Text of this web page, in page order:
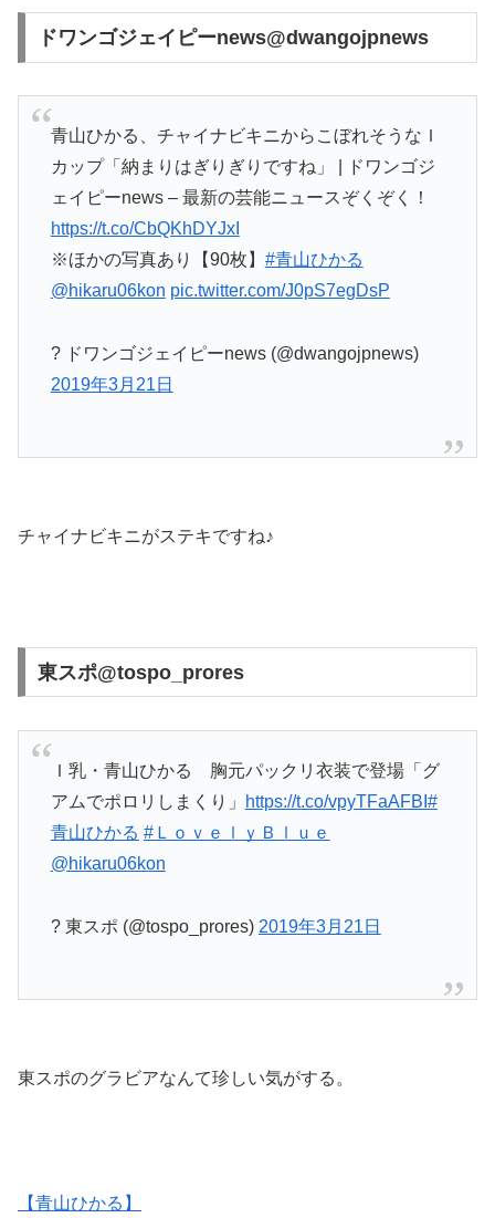
ドワンゴジェイピーnews@dwangojpnews
青山ひかる、チャイナビキニからこぼれそうなＩ
カップ「納まりはぎりぎりですね」 | ドワンゴジ
ェイピーnews – 最新の芸能ニュースぞくぞく！
https://t.co/CbQKhDYJxI
※ほかの写真あり【90枚】 #青山ひかる
@hikaru06kon pic.twitter.com/J0pS7egDsP
? ドワンゴジェイピーnews (@dwangojpnews)
2019年3月21日
チャイナビキニがステキですね♪
東スポ@tospo_prores
Ｉ乳・青山ひかる 胸元パックリ衣装で登場「グ
アムでポロリしまくり」
https://t.co/vpyTFaAFBI #
青山ひかる #ＬｏｖｅｌｙＢｌｕｅ
@hikaru06kon
? 東スポ (@tospo_prores) 2019年3月21日
東スポのグラビアなんて珍しい気がする。
【青山ひかる】